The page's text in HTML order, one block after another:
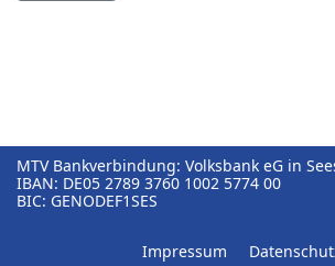
MTV Bankverbindung: Volksbank eG in
IBAN: DE05⁠ 2789⁠ 3760⁠ 1002⁠ 5774⁠ 00
BIC: GENODEF1SES
Impressum